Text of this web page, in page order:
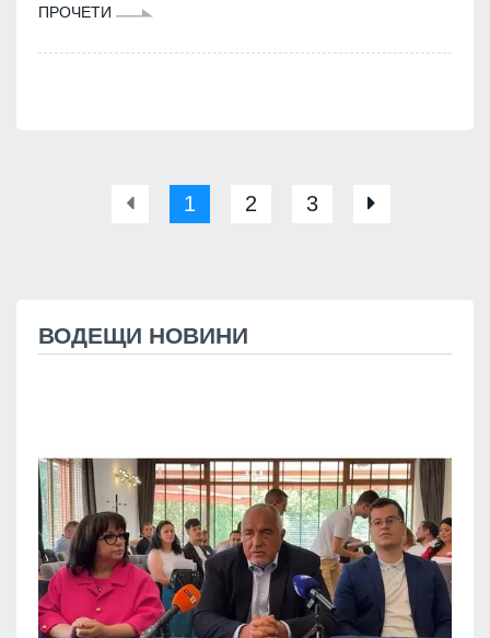
ПРОЧЕТИ
1 2 3
ВОДЕЩИ НОВИНИ